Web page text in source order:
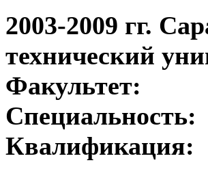
2003-2009 гг.
технический
Факультет:
Специальность:
с